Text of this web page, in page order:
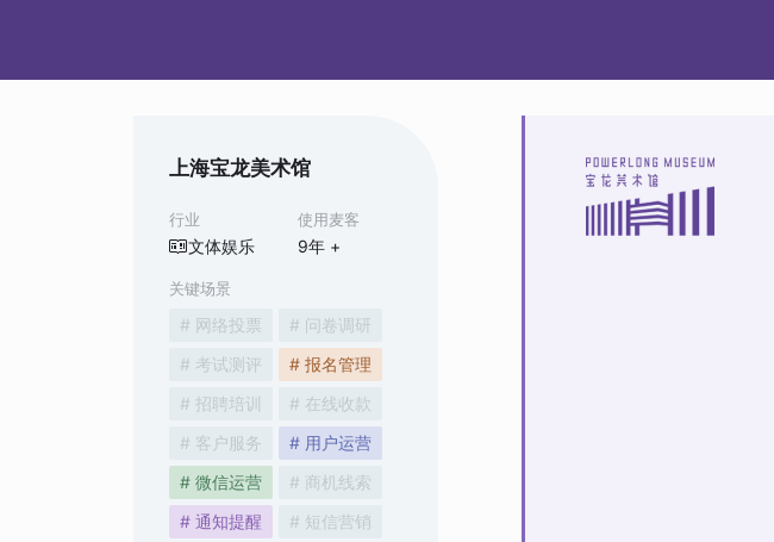
上海宝龙美术馆
行业
文体娱乐
使用麦客
9年 +
关键场景
# 网络投票
# 问卷调研
# 考试测评
# 报名管理
# 招聘培训
# 在线收款
# 客户服务
# 用户运营
# 微信运营
# 商机线索
# 通知提醒
# 短信营销